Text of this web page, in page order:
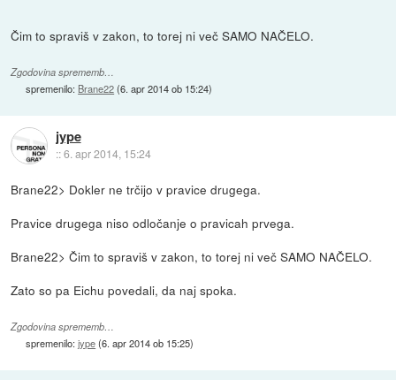
Čim to spraviš v zakon, to torej ni več SAMO NAČELO.
Zgodovina sprememb…
spremenilo: Brane22(6. apr 2014 ob 15:24)
jype
::6. apr 2014, 15:24
Brane22> Dokler ne trčijo v pravice drugega.
Pravice drugega niso odločanje o pravicah prvega.
Brane22> Čim to spraviš v zakon, to torej ni več SAMO NAČELO.
Zato so pa Eichu povedali, da naj spoka.
Zgodovina sprememb…
spremenilo:jype(6. apr 2014 ob 15:25)